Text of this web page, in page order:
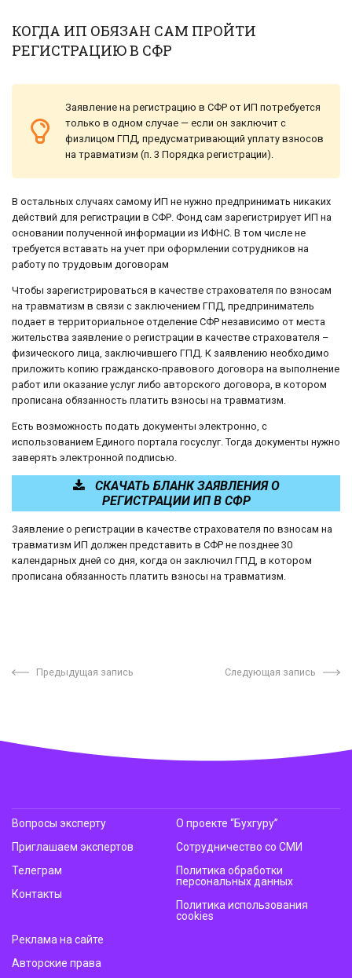
КОГДА ИП ОБЯЗАН САМ ПРОЙТИ
РЕГИСТРАЦИЮ В СФР
Заявление на регистрацию в СФР от ИП потребуется
только в одном случае — если он заключит с
физлицом ГПД, предусматривающий уплату взносов
на травматизм (п. 3 Порядка регистрации).
В остальных случаях самому ИП не нужно предпринимать никаких
действий для регистрации в СФР. Фонд сам зарегистрирует ИП на
основании полученной информации из ИФНС. В том числе не
требуется вставать на учет при оформлении сотрудников на
работу по трудовым договорам
Чтобы зарегистрироваться в качестве страхователя по взносам
на травматизм в связи с заключением ГПД, предприниматель
подает в территориальное отделение СФР независимо от места
жительства заявление о регистрации в качестве страхователя –
физического лица, заключившего ГПД. К заявлению необходимо
приложить копию гражданско-правового договора на выполнение
работ или оказание услуг либо авторского договора, в котором
прописана обязанность платить взносы на травматизм.
Есть возможность подать документы электронно, с
использованием Единого портала госуслуг. Тогда документы нужно
заверять электронной подписью.
СКАЧАТЬ БЛАНК ЗАЯВЛЕНИЯ О
РЕГИСТРАЦИИ ИП В СФР
Заявление о регистрации в качестве страхователя по взносам на
травматизм ИП должен представить в СФР не позднее 30
календарных дней со дня, когда он заключил ГПД, в котором
прописана обязанность платить взносы на травматизм.
Предыдущая запись Следующая запись
Вопросы эксперту
Приглашаем экспертов
Телеграм
Контакты
О проекте “Бухгуру”
Сотрудничество со СМИ
Политика обработки
персональных данных
Политика использования
cookies
Реклама на сайте
Авторские права